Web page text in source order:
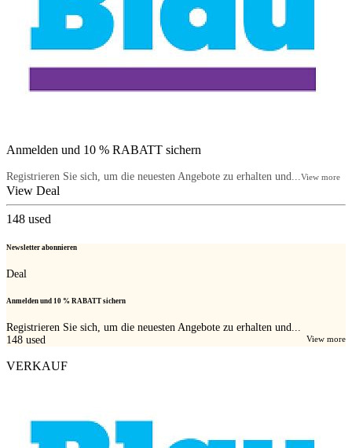
Anmelden und 10 % RABATT sichern
Registrieren Sie sich, um die neuesten Angebote zu erhalten und...View more
View Deal
148 used
Newsletter abonnieren
Deal
Anmelden und 10 % RABATT sichern
Registrieren Sie sich, um die neuesten Angebote zu erhalten und...
View more
148 used
VERKAUF